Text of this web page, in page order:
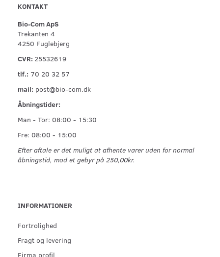
KONTAKT
Bio-Com ApS
Trekanten 4
4250 Fuglebjerg
CVR: 25532619
tlf.: 70 20 32 57
mail: post@bio-com.dk
Åbningstider:
Man - Tor: 08:00 - 15:30
Fre: 08:00 - 15:00
Efter aftale er det muligt at afhente varer uden for normal
åbningstid, mod et gebyr på 250,00kr.
INFORMATIONER
Fortrolighed
Fragt og levering
Firma profil